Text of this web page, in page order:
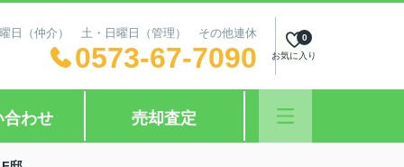
日（仲介） 土・日曜日（管理） その他連休
0573-67-7090 お気に入り
0
合わせ 売却査定